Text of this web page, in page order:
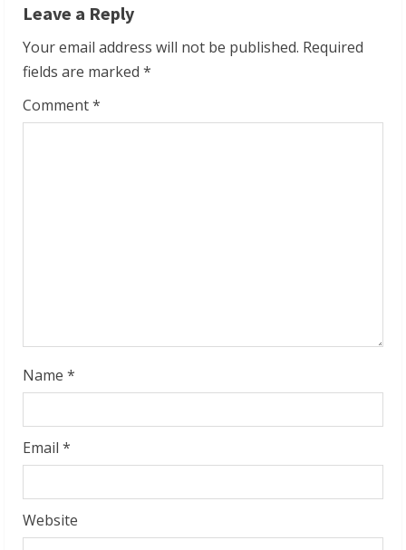
u
e
R
Leave a Reply
Your email address will not be published. Required
fields are marked *
Comment*
Name *
Email *
Website